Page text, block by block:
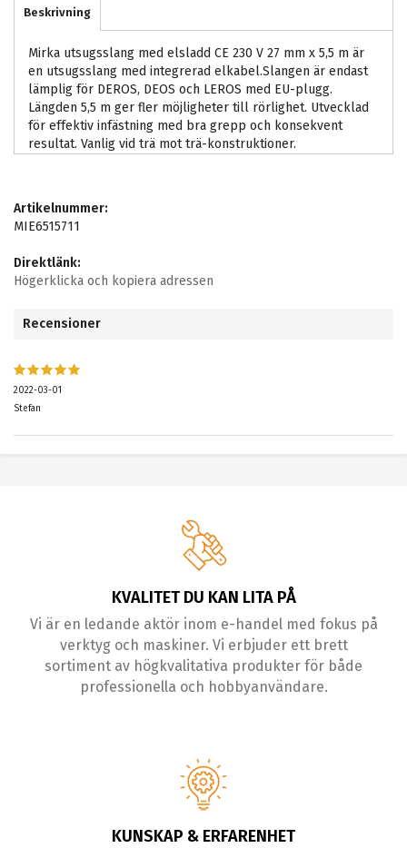
Beskrivning
Mirka utsugsslang med elsladd CE 230 V 27 mm x 5,5 m är
en utsugsslang med integrerad elkabel.Slangen är endast
lämplig för DEROS, DEOS och LEROS med EU-plugg.
Längden 5,5 m ger fler möjligheter till rörlighet. Utvecklad
för effektiv infästning med bra grepp och konsekvent
resultat. Vanlig vid trä mot trä-konstruktioner.
Artikelnummer:
MIE6515711
Direktlänk:
Högerklicka och kopiera adressen
Recensioner
2022-03-01
Stefan
KVALITET DU KAN LITA PÅ
Vi är en ledande aktör inom e-handel med fokus på
verktyg och maskiner. Vi erbjuder ett brett
sortiment av högkvalitativa produkter för både
professionella och hobbyanvändare.
KUNSKAP & ERFARENHET